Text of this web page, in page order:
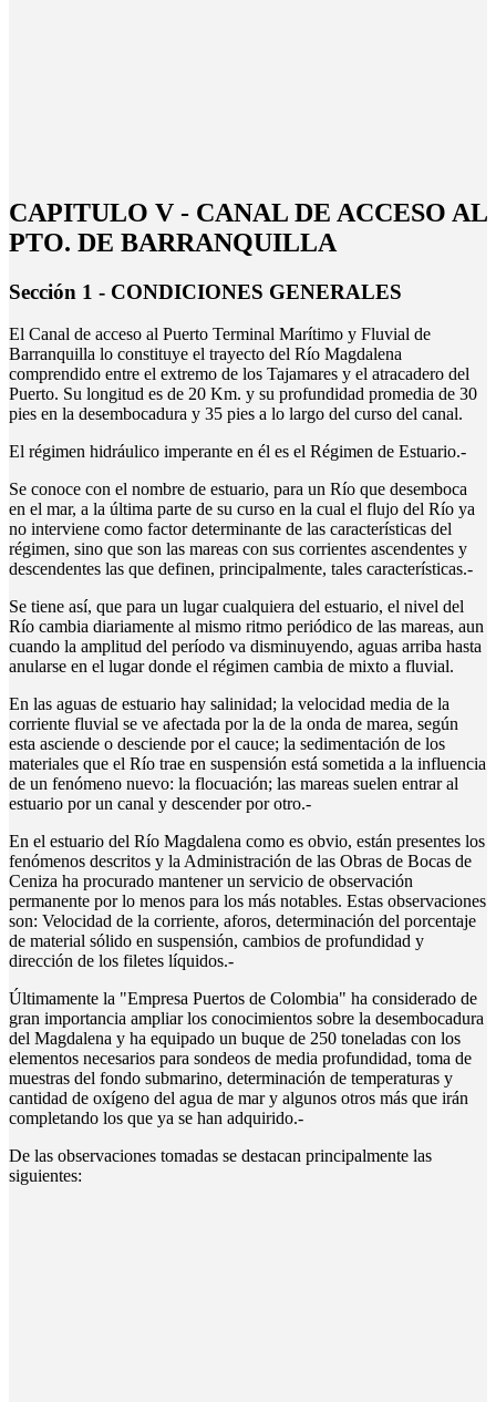
CAPITULO V - CANAL DE ACCESO AL
PTO. DE BARRANQUILLA
Sección 1 - CONDICIONES GENERALES
El Canal de acceso al Puerto Terminal Marítimo y Fluvial de
Barranquilla lo constituye el trayecto del Río Magdalena
comprendido entre el extremo de los Tajamares y el atracadero del
Puerto. Su longitud es de 20 Km. y su profundidad promedia de 30
pies en la desembocadura y 35 pies a lo largo del curso del canal.
El régimen hidráulico imperante en él es el Régimen de Estuario.-
Se conoce con el nombre de estuario, para un Río que desemboca
en el mar, a la última parte de su curso en la cual el flujo del Río ya
no interviene como factor determinante de las características del
régimen, sino que son las mareas con sus corrientes ascendentes y
descendentes las que definen, principalmente, tales características.-
Se tiene así, que para un lugar cualquiera del estuario, el nivel del
Río cambia diariamente al mismo ritmo periódico de las mareas, aun
cuando la amplitud del período va disminuyendo, aguas arriba hasta
anularse en el lugar donde el régimen cambia de mixto a fluvial.
En las aguas de estuario hay salinidad; la velocidad media de la
corriente fluvial se ve afectada por la de la onda de marea, según
esta asciende o desciende por el cauce; la sedimentación de los
materiales que el Río trae en suspensión está sometida a la influencia
de un fenómeno nuevo: la flocuación; las mareas suelen entrar al
estuario por un canal y descender por otro.-
En el estuario del Río Magdalena como es obvio, están presentes los
fenómenos descritos y la Administración de las Obras de Bocas de
Ceniza ha procurado mantener un servicio de observación
permanente por lo menos para los más notables. Estas observaciones
son: Velocidad de la corriente, aforos, determinación del porcentaje
de material sólido en suspensión, cambios de profundidad y
dirección de los filetes líquidos.-
Últimamente la "Empresa Puertos de Colombia" ha considerado de
gran importancia ampliar los conocimientos sobre la desembocadura
del Magdalena y ha equipado un buque de 250 toneladas con los
elementos necesarios para sondeos de media profundidad, toma de
muestras del fondo submarino, determinación de temperaturas y
cantidad de oxígeno del agua de mar y algunos otros más que irán
completando los que ya se han adquirido.-
De las observaciones tomadas se destacan principalmente las
siguientes: